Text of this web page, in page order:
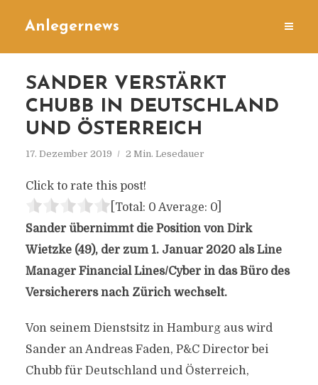
Anlegernews
SANDER VERSTÄRKT
CHUBB IN DEUTSCHLAND
UND ÖSTERREICH
17. Dezember 2019 2 Min. Lesedauer
Click to rate this post!
[Total: 0 Average: 0]
Sander übernimmt die Position von Dirk
Wietzke (49), der zum 1. Januar 2020 als Line
Manager Financial Lines/Cyber in das Büro des
Versicherers nach Zürich wechselt.
Von seinem Dienstsitz in Hamburg aus wird
Sander an Andreas Faden, P&C Director bei
Chubb für Deutschland und Österreich,